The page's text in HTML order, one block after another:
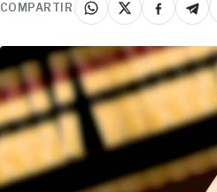
COMPARTIR